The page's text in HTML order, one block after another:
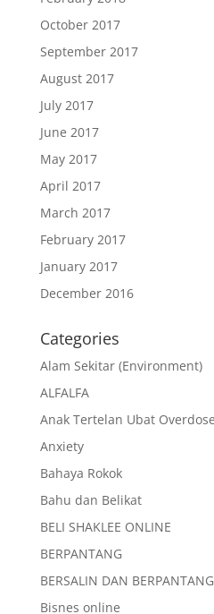
October 2017
September 2017
August 2017
July 2017
June 2017
May 2017
April 2017
March 2017
February 2017
January 2017
December 2016
Categories
Alam Sekitar (Environment)
ALFALFA
Anak Tertelan Ubat Overdose
Anxiety
Bahaya Rokok
Bahu dan Belikat
BELI SHAKLEE ONLINE
BERPANTANG
BERSALIN DAN BERPANTANG
Bisnes online